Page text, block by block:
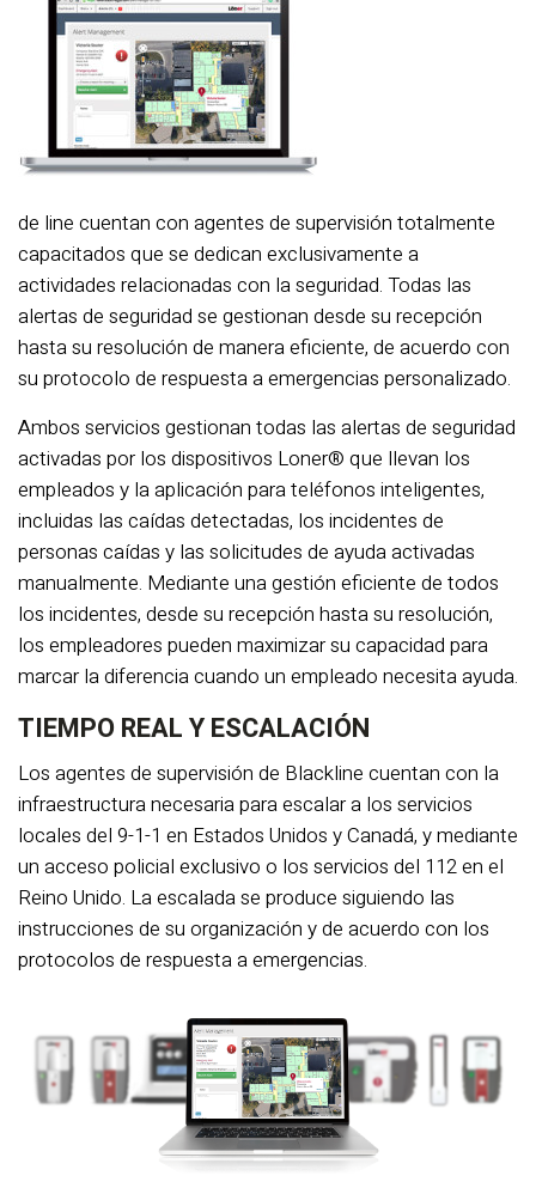
de line cuentan con agentes de supervisión totalmente
capacitados que se dedican exclusivamente a
actividades relacionadas con la seguridad. Todas las
alertas de seguridad se gestionan desde su recepción
hasta su resolución de manera eficiente, de acuerdo con
su protocolo de respuesta a emergencias personalizado.
Ambos servicios gestionan todas las alertas de seguridad
activadas por los dispositivos Loner® que llevan los
empleados y la aplicación para teléfonos inteligentes,
incluidas las caídas detectadas, los incidentes de
personas caídas y las solicitudes de ayuda activadas
manualmente. Mediante una gestión eficiente de todos
los incidentes, desde su recepción hasta su resolución,
los empleadores pueden maximizar su capacidad para
marcar la diferencia cuando un empleado necesita ayuda.
TIEMPO REAL Y ESCALACIÓN
Los agentes de supervisión de Blackline cuentan con la
infraestructura necesaria para escalar a los servicios
locales del 9-1-1 en Estados Unidos y Canadá, y mediante
un acceso policial exclusivo o los servicios del 112 en el
Reino Unido. La escalada se produce siguiendo las
instrucciones de su organización y de acuerdo con los
protocolos de respuesta a emergencias.